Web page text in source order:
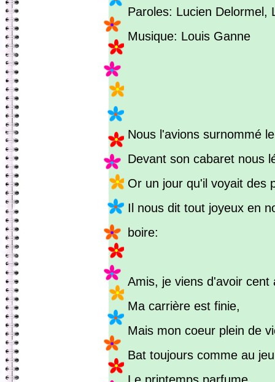
Paroles: Lucien Delormel,
Musique: Louis Ganne
Nous l'avions surnommé
Devant son cabaret nous
Or un jour qu'il voyait des
Il nous dit tout joyeux en
boire:
Amis, je viens d'avoir cent
Ma carrière est finie,
Mais mon coeur plein de
Bat toujours comme au